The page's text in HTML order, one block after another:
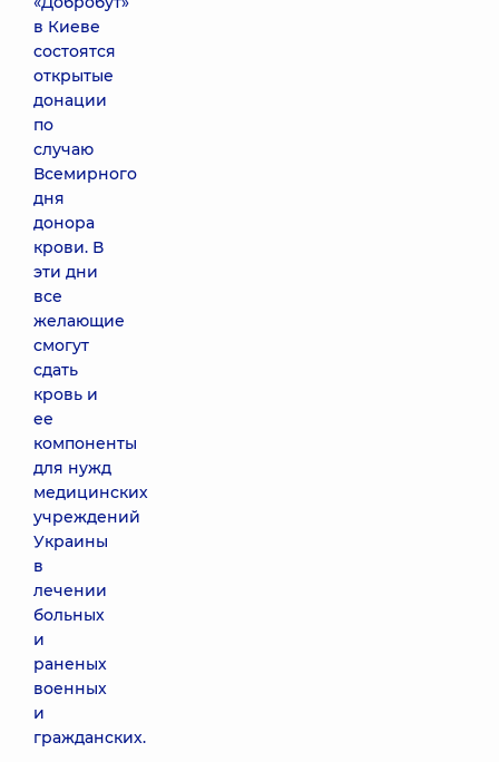
в Киеве
состоятся
открытые
донации
по
случаю
Всемирного
дня
донора
крови. В
эти дни
все
желающие
смогут
сдать
кровь и
ее
компоненты
для нужд
медицинских
учреждений
Украины
в
лечении
больных
и
раненых
военных
и
гражданских.